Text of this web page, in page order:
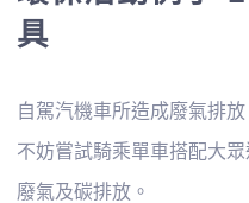
具
自駕汽機車所造成廢氣排
不妨嘗試騎乘單車搭配大
廢氣及碳排放。